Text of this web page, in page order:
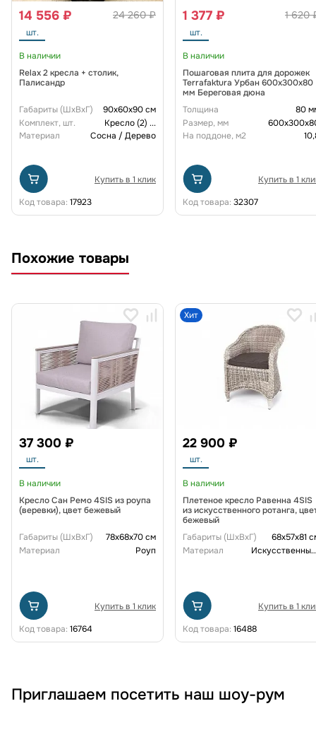
24 260 ₽
14 556 ₽
шт.
В наличии
Relax 2 кресла + столик,
Палисандр
Габариты (ШxВxГ)
90x60x90 см
Комплект, шт.
Кресло (2) ...
Материал
Сосна / Дерево
Купить в 1 клик
Код товара: 17923
1 620
1 377 ₽
шт.
В наличии
Пошаговая плита для дорожек
Terrafaktura Урбан 600x300x80
мм Береговая дюна
Толщина
80
Размер, мм
На поддоне, м2
Купить в 1
Код товара: 32307
Похожие товары
37 300 ₽
шт.
В наличии
Кресло Сан Ремо 4SIS из роупа
(веревки), цвет бежевый
Габариты (ШxВxГ)
78х68х70 см
Материал
Роуп
Купить в 1 клик
Код товара: 16764
Хит
22 900 ₽
шт.
В наличии
Плетеное кресло Равенна 4SIS
из искусственного ротанга,
бежевый
Габариты (ШxВxГ)
68x57x81
Материал
Искусственный ротанг
Купить в 1
Код товара: 16488
Приглашаем посетить наш шоу-рум